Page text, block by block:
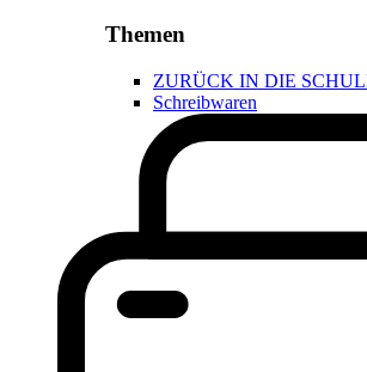
Themen
ZURÜCK IN DIE
Schreibwaren